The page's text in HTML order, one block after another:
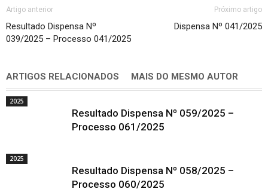
Artigo anterior
Resultado Dispensa Nº
039/2025 – Processo 041/2025
Próximo artigo
Dispensa Nº 041/2025
ARTIGOS RELACIONADOS MAIS DO MESMO AUTOR
2025
Resultado Dispensa Nº 059/2025 –
Processo 061/2025
2025
Resultado Dispensa Nº 058/2025 –
Processo 060/2025